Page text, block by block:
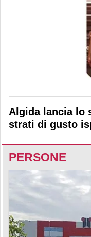
Algida lancia lo
strati di gusto
PERSONE